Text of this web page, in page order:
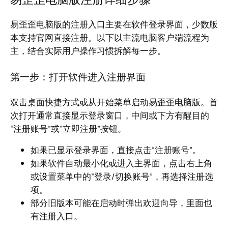
易歪歪电脑版的注册入口主要在软件登录界面，少数版
本支持官网直接注册。以下以主流电脑客户端流程为
主，结合实际用户操作习惯拆解每一步。
第一步：打开软件进入注册界面
双击桌面快捷方式或从开始菜单启动易歪歪电脑版。首
次打开通常直接显示登录窗口，中间或下方有醒目的
“注册账号”或“立即注册”按钮。
如果已显示登录界面，直接点击“注册账号”。
如果软件自动最小化或进入主界面，点击右上角
或设置菜单中的“登录/切换账号”，再选择注册选
项。
部分旧版本可能在启动时弹出欢迎向导，里面也
有注册入口。